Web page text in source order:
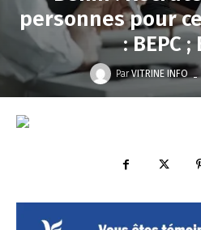
personnes pour
: BEPC ;
Par VITRINE INFO -